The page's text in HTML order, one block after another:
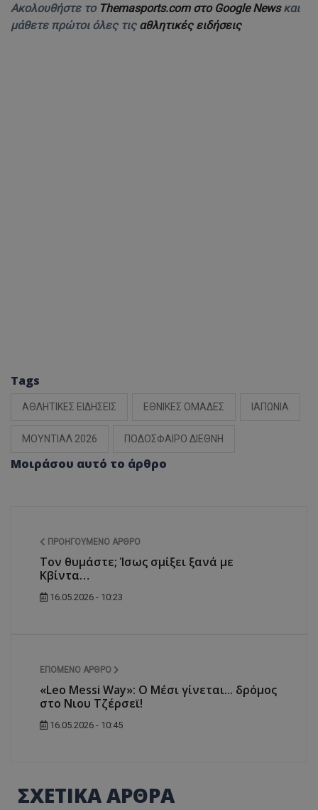
Ακολουθήστε το Themasports.com στο Google Newsκαι
μάθετε πρώτοι όλες τις αθλητικές ειδήσεις
Tags
ΑΘΛΗΤΙΚΕΣ ΕΙΔΗΣΕΙΣ ΕΘΝΙΚΕΣ ΟΜΑΔΕΣ ΙΑΠΩΝΙΑ
ΜΟΥΝΤΙΑΛ 2026 ΠΟΔΟΣΦΑΙΡΟ ΔΙΕΘΝΗ
Μοιράσου αυτό το άρθρο
ΠΡΟΗΓΟΎΜΕΝΟ ΆΡΘΡΟ
Τον θυμάστε; Ίσως σμίξει ξανά με
Κβίντα…
16.05.2026 - 10:23
ΕΠΌΜΕΝΟ ΆΡΘΡΟ
«Leo Messi Way»: Ο Μέσι γίνεται... δρόμος
στο Νιου Τζέρσεϊ!
16.05.2026 - 10:45
ΣΧΕΤΙΚΑ ΑΡΘΡΑ